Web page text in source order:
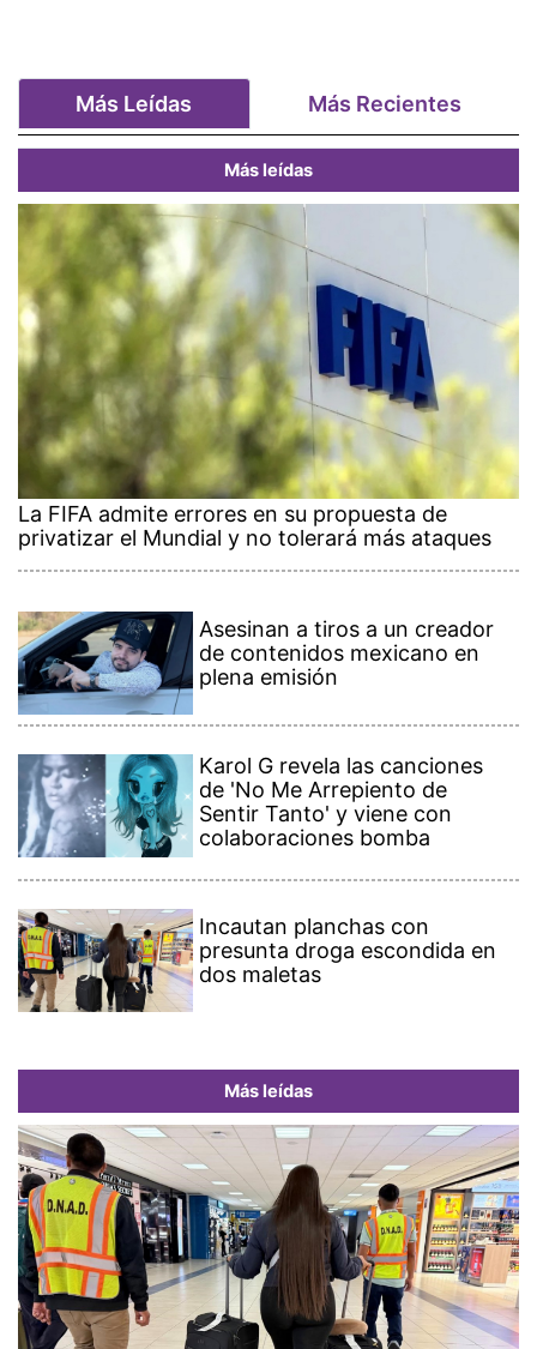
Más Leídas Más Recientes
Más leídas
La FIFA admite errores en su propuesta de
privatizar el Mundial y no tolerará más ataques
Asesinan a tiros a un creador
de contenidos mexicano en
plena emisión
Karol G revela las canciones
de 'No Me Arrepiento de
Sentir Tanto' y viene con
colaboraciones bomba
Incautan planchas con
presunta droga escondida en
dos maletas
Más leídas